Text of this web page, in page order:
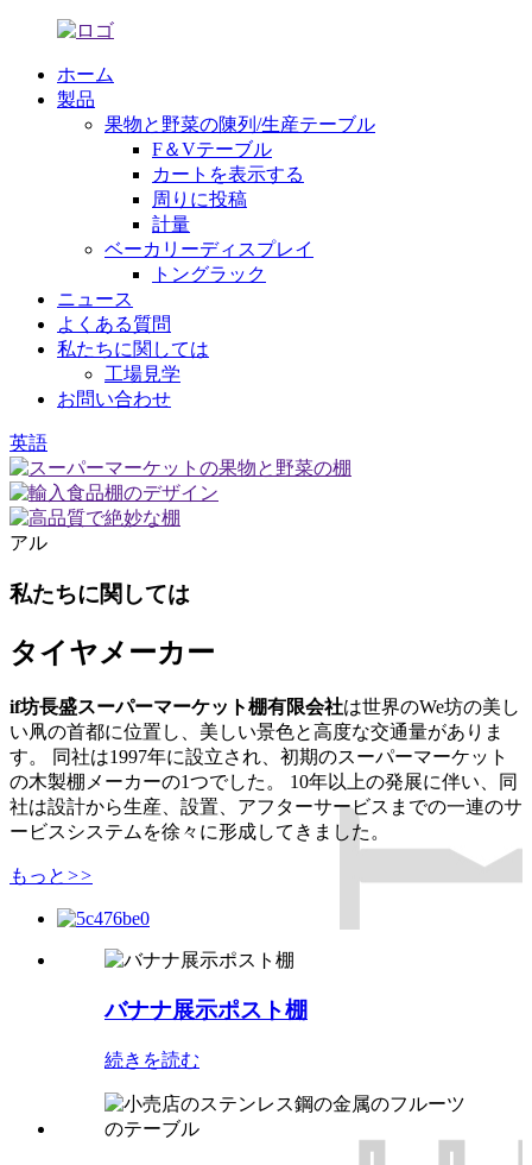
ホーム
製品
果物と野菜の陳列/生産テーブル
F＆Vテーブル
カートを表示する
周りに投稿
計量
ベーカリーディスプレイ
トングラック
ニュース
よくある質問
私たちに関しては
工場見学
お問い合わせ
英語
アル
私たちに関しては
タイヤメーカー
if坊長盛スーパーマーケット棚有限会社は世界のWe坊の美し
い凧の首都に位置し、美しい景色と高度な交通量がありま
す。 同社は1997年に設立され、初期のスーパーマーケット
の木製棚メーカーの1つでした。 10年以上の発展に伴い、同
社は設計から生産、設置、アフターサービスまでの一連のサ
ービスシステムを徐々に形成してきました。
もっと >>
バナナ展示ポスト棚
続きを読む